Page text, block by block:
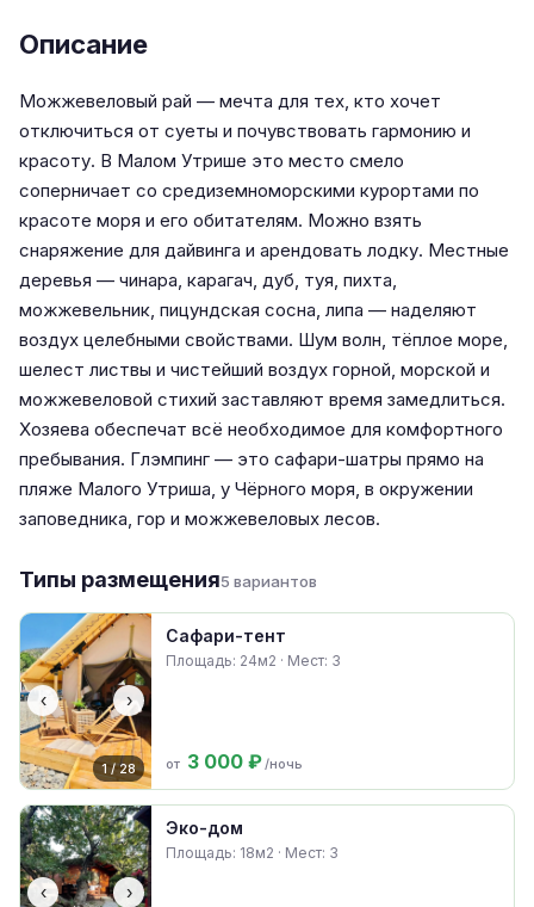
Описание
Можжевеловый рай — мечта для тех, кто хочет
отключиться от суеты и почувствовать гармонию и
красоту. В Малом Утрише это место смело
соперничает со средиземноморскими курортами по
красоте моря и его обитателям. Можно взять
снаряжение для дайвинга и арендовать лодку. Местные
деревья — чинара, карагач, дуб, туя, пихта,
можжевельник, пицундская сосна, липа — наделяют
воздух целебными свойствами. Шум волн, тёплое море,
шелест листвы и чистейший воздух горной, морской и
можжевеловой стихий заставляют время замедлиться.
Хозяева обеспечат всё необходимое для комфортного
пребывания. Глэмпинг — это сафари-шатры прямо на
пляже Малого Утриша, у Чёрного моря, в окружении
заповедника, гор и можжевеловых лесов.
Типы размещения5 вариантов
‹ ›
1 / 28
Сафари-тент
Площадь: 24м2 · Мест: 3
от 3 000 ₽ /ночь
‹ ›
Эко-дом
Площадь: 18м2 · Мест: 3